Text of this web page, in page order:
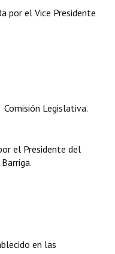
por el Vice Presidente
Legislativa.
el Presidente del
en las